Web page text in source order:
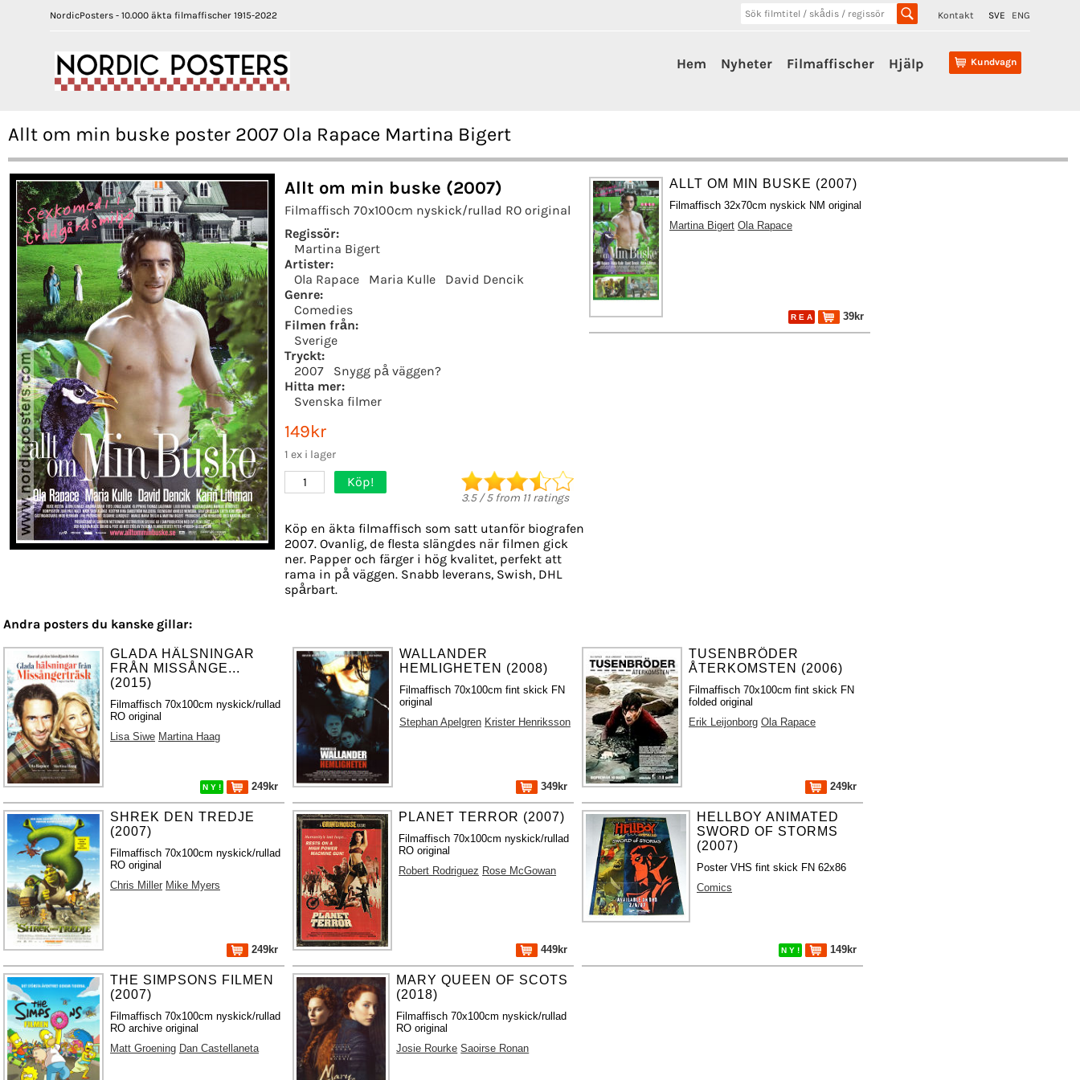
NordicPosters - 10.000 äkta filmaffischer 1915-2022 Kontakt SVE ENG
Kundvagn
Hem Nyheter Filmaffischer Hjälp
Allt om min buske poster 2007 Ola Rapace Martina Bigert
Allt om min buske (2007)
Filmaffisch 70x100cm nyskick/rullad RO original
Regissör:
Martina Bigert
Artister:
Ola Rapace
Maria Kulle
David Dencik
Genre:
Comedies
Filmen från:
Sverige
Tryckt:
2007
Snygg på väggen?
Hitta mer:
Svenska filmer
149kr
1 ex i lager
1 Köp!
3.5/5from 11ratings
Köp en äkta filmaffisch som satt utanför biografen
2007. Ovanlig, de flesta slängdes när filmen gick
ner. Papper och färger i hög kvalitet, perfekt att
rama in på väggen. Snabb leverans, Swish, DHL
spårbart.
ALLT OM MIN BUSKE (2007)
Filmaffisch 32x70cm nyskick NM original
Martina Bigert Ola Rapace
R E A 39kr
Andra posters du kanske gillar:
GLADA HÄLSNINGAR
FRÅN MISSÅNGE...
(2015)
Filmaffisch 70x100cm nyskick/rullad
RO original
Lisa Siwe Martina Haag
N Y ! 249kr
WALLANDER
HEMLIGHETEN (2008)
Filmaffisch 70x100cm fint skick FN
original
Stephan Apelgren Krister Henriksson
349kr
TUSENBRÖDER
ÅTERKOMSTEN (2006)
Filmaffisch 70x100cm fint skick FN
folded original
Erik Leijonborg Ola Rapace
249kr
SHREK DEN TREDJE
(2007)
Filmaffisch 70x100cm nyskick/rullad
RO original
Chris Miller Mike Myers
249kr
PLANET TERROR (2007)
Filmaffisch 70x100cm nyskick/rullad
RO original
Robert Rodriguez Rose McGowan
449kr
HELLBOY ANIMATED
SWORD OF STORMS
(2007)
Poster VHS fint skick FN 62x86
Comics
N Y ! 149kr
THE SIMPSONS FILMEN
(2007)
Filmaffisch 70x100cm nyskick/rullad
RO archive original
Matt Groening Dan Castellaneta
MARY QUEEN OF SCOTS
(2018)
Filmaffisch 70x100cm nyskick/rullad
RO original
Josie Rourke Saoirse Ronan